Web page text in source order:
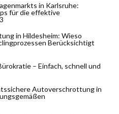
in Karlsruhe:
für die effektive
in Hildesheim: Wieso
Berücksichtigt
– Einfach, schnell und
Autoverschrottung in